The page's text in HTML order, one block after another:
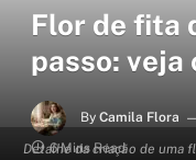
Detalhe da criação de uma
Flor de fita
passo: veja
By Camila Flora
6 Mins Read